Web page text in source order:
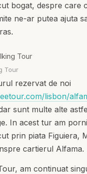
bogat, despre care
ne-ar putea ajuta
Tour
rezervat de noi
lisbon/
sunt multe alte
In acest tur am
prin piata Figuiera,
cartierul Alfama.
am continuat